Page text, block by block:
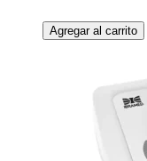
Agregar al carrito